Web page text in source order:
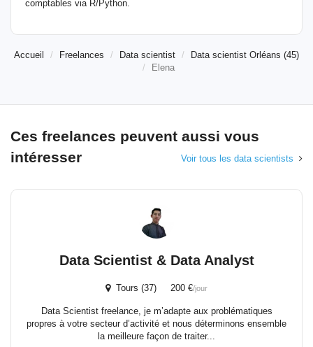
comptables via R/Python.
Accueil Freelances Data scientist
Data scientist Orléans (45)
Elena
Ces freelances peuvent aussi vous
intéresser
Voir tous les data scientists
Data Scientist & Data Analyst
Tours (37) 200 €/jour
Data Scientist freelance, je m’adapte aux problématiques
propres à votre secteur d’activité et nous déterminons ensemble
la meilleure façon de traiter...